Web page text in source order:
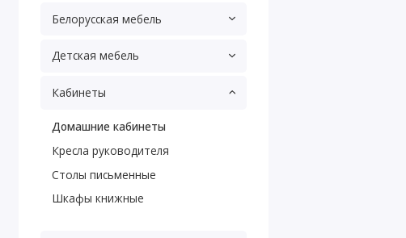
Белорусская мебель
Детская мебель
Кабинеты
Домашние кабинеты
Кресла руководителя
Столы письменные
Шкафы книжные